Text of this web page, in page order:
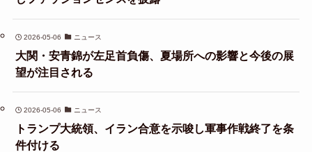
2026-05-06 ニュース
大関・安青錦が左足首負傷、夏場所への影響と今後の展
望が注目される
2026-05-06 ニュース
トランプ大統領、イラン合意を示唆し軍事作戦終了を条
件付ける